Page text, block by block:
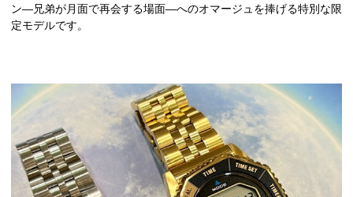
ン―兄弟が月面で再会する場面―へのオマージュを捧げる特別な限
定モデルです。